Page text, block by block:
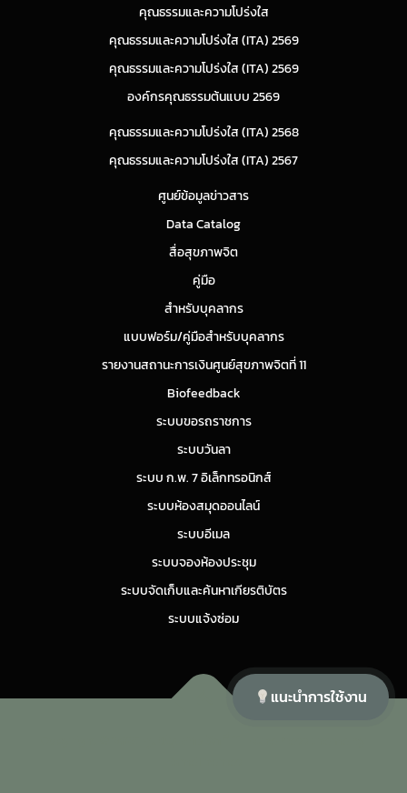
คุณธรรมและความโปร่งใส
คุณธรรมและความโปร่งใส (ITA) 2569
คุณธรรมและความโปร่งใส (ITA) 2569
องค์กรคุณธรรมต้นแบบ 2569
คุณธรรมและความโปร่งใส (ITA) 2568
คุณธรรมและความโปร่งใส (ITA) 2567
ศูนย์ข้อมูลข่าวสาร
Data Catalog
สื่อสุขภาพจิต
คู่มือ
สำหรับบุคลากร
แบบฟอร์ม/คู่มือสำหรับบุคลากร
รายงานสถานะการเงินศูนย์สุขภาพจิตที่ 11
Biofeedback
ระบบขอรถราชการ
ระบบวันลา
ระบบ ก.พ. 7 อิเล็กทรอนิกส์
ระบบห้องสมุดออนไลน์
ระบบอีเมล
ระบบจองห้องประชุม
ระบบจัดเก็บและค้นหาเกียรติบัตร
ระบบแจ้งซ่อม
แนะนำการใช้งาน